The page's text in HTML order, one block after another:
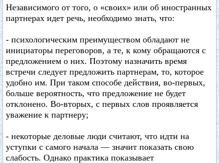
Независимого от того, о «своих» или об иностранных
партнерах идет речь, необходимо знать, что:
- психологическим преимуществом обладают не
инициаторы переговоров, а те, к кому обращаются с
предложением о них. Поэтому назначить время
встречи следует предложить партнерам, то, которое
удобно им. При таком способе действия, во-первых,
больше вероятность, что предложение не будет
отклонено. Во-вторых, с первых слов проявляется
уважение к партнеру;
- некоторые деловые люди считают, что идти на
уступки с самого начала — значит показать свою
слабость. Однако практика показывает